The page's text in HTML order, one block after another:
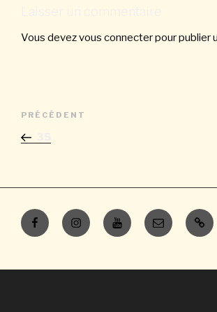
Vous devezvous connecterpour publier
Navigation
l’article
Article
précédent
PRÉCÉDENT
FacebookInstagramYoutubeE-
mail